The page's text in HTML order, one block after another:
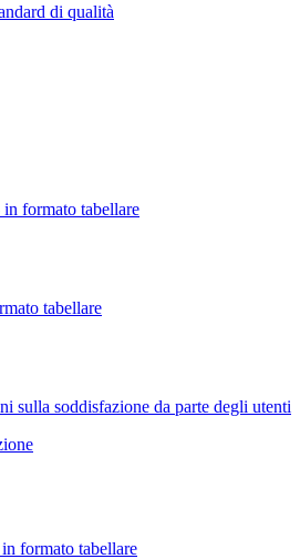
di qualità
formato tabellare
tabellare
sulla soddisfazione da parte degli utenti
formato tabellare